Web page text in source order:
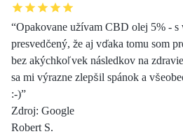
“Opakovane užívam CBD olej 5% -
presvedčený, že aj vďaka tomu som
bez akýchkoľvek následkov na
sa mi výrazne zlepšil spánok a
:-)”
Zdroj: Google
Robert S.